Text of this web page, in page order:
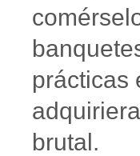
prácticas
brutal.